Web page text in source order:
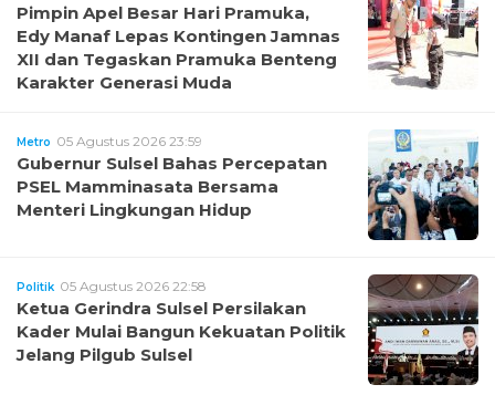
Pimpin Apel Besar Hari Pramuka,
Edy Manaf Lepas Kontingen Jamnas
XII dan Tegaskan Pramuka Benteng
Karakter Generasi Muda
Metro 05 Agustus 2026 23:59
Gubernur Sulsel Bahas Percepatan
PSEL Mamminasata Bersama
Menteri Lingkungan Hidup
Politik 05 Agustus 2026 22:58
Ketua Gerindra Sulsel Persilakan
Kader Mulai Bangun Kekuatan Politik
Jelang Pilgub Sulsel